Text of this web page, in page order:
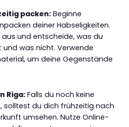
packen: Beginne
deiner Habseligkeiten.
und entscheide, was du
was nicht. Verwende
um deine Gegenstände
Riga: Falls du noch keine
solltest du dich frühzeitig nach
umsehen. Nutze Online-